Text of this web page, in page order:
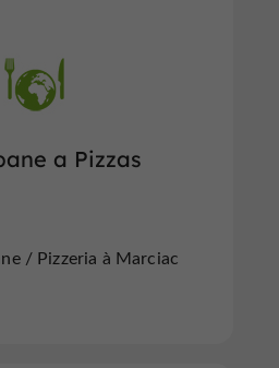
a Pizzas
/ Pizzeria à Marciac